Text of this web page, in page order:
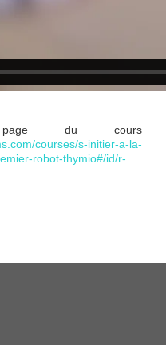
du cours
courses/s-initier-a-la-
robot-thymio#/id/r-